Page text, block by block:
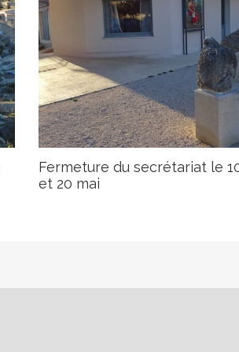
Fermeture du secrétariat le
et 20 mai